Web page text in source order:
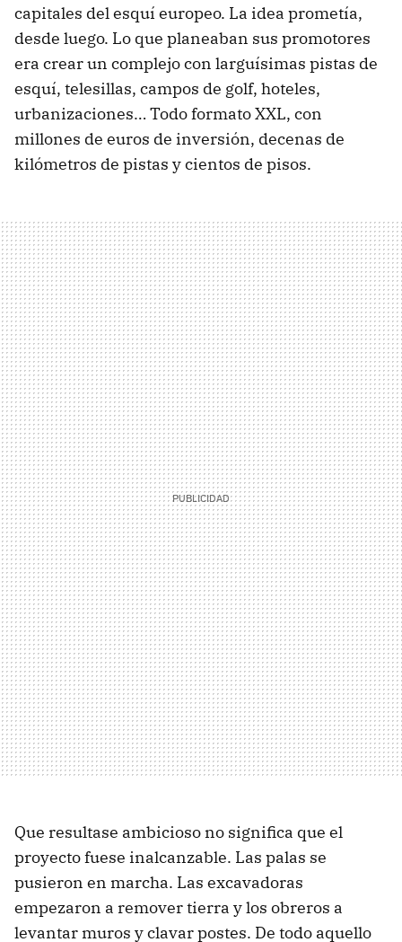
capitales del esquí europeo. La idea prometía,
desde luego. Lo que planeaban sus promotores
era crear un complejo con larguísimas pistas de
esquí, telesillas, campos de golf, hoteles,
urbanizaciones… Todo formato XXL, con
millones de euros de inversión, decenas de
kilómetros de pistas y cientos de pisos.
Que resultase ambicioso no significa que el
proyecto fuese inalcanzable. Las palas se
pusieron en marcha. Las excavadoras
empezaron a remover tierra y los obreros a
levantar muros y clavar postes. De todo aquello